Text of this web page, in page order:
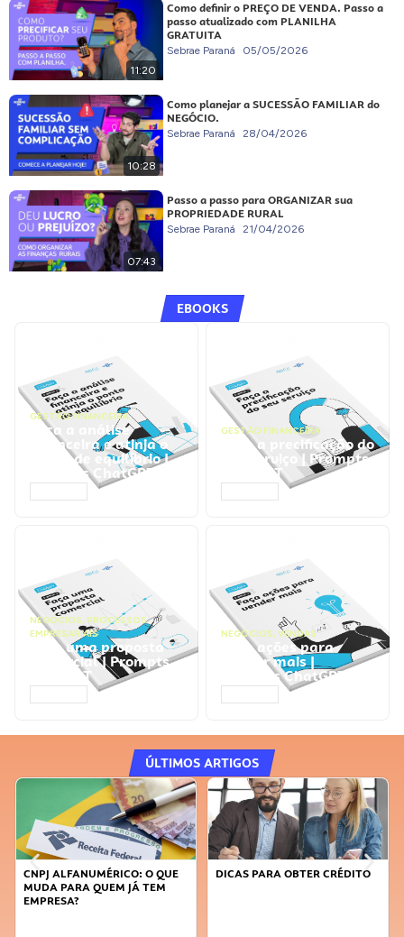
11:20
Como definir o PREÇO DE VENDA. Passo a
passo atualizado com PLANILHA
GRATUITA
Sebrae Paraná 05/05/2026
10:28
Como planejar a SUCESSÃO FAMILIAR do
NEGÓCIO.
Sebrae Paraná 28/04/2026
07:43
Passo a passo para ORGANIZAR sua
PROPRIEDADE RURAL
Sebrae Paraná 21/04/2026
EBOOKS
GESTÃO FINANCEIRA
Faça a análise
financeira e atinja o
ponto de equilíbrio |
Prompts ChatGPT
GESTÃO FINANCEIRA
Faça a precificação do
seu serviço | Prompts
ChatGPT
NEGÓCIOS, PROCESSOS
EMPRESARIAIS
Faça uma proposta
comercial | Prompts
ChatGPT
NEGÓCIOS, VENDAS
Faça ações para
vender mais |
Prompts ChatGPT
ÚLTIMOS ARTIGOS
DICAS PARA OBTER CRÉDITO
FAÇA A DIFERENÇA: SEJA